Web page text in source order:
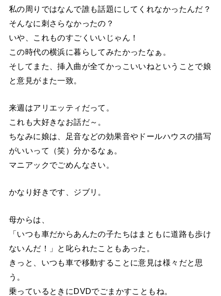
私の周りではなんで誰も話題にしてくれなかったんだ？
そんなに刺さらなかったの？
いや、これものすごくいいじゃん！
この時代の横浜に暮らしてみたかったなぁ。
そしてまた、挿入曲が全てかっこいいねということで娘
と意見がまた一致。
来週はアリエッティだって。
これも大好きなお話だ～。
ちなみに娘は、足音などの効果音やドールハウスの描写
がいいって（笑）分かるなぁ。
マニアックでごめんなさい。
かなり好きです、ジブリ。
母からは、
「いつも車だからあんたの子たちはまともに道路も歩け
ないんだ！」と叱られたこともあった。
きっと、いつも車で移動することに意見は様々だと思
う。
乗っているときにDVDでごまかすこともね。